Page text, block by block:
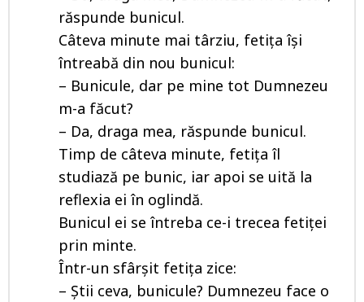
răspunde bunicul.
Câteva minute mai târziu, fetița își
întreabă din nou bunicul:
– Bunicule, dar pe mine tot Dumnezeu
m-a făcut?
– Da, draga mea, răspunde bunicul.
Timp de câteva minute, fetița îl
studiază pe bunic, iar apoi se uită la
reflexia ei în oglindă.
Bunicul ei se întreba ce-i trecea fetiței
prin minte.
Într-un sfârșit fetița zice:
– Știi ceva, bunicule? Dumnezeu face o